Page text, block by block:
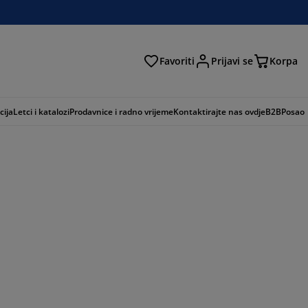
Favoriti Prijavi se Korpa
Letci i kataloziProdavnice i radno vrijemeKontaktirajte nas ovdjeB2BPosao